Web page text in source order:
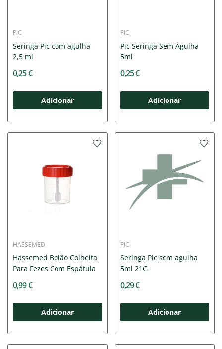
PIC
Seringa Pic com agulha
2,5 ml
0,25 €
Adicionar
PIC
Pic Seringa Sem Agulha
5ml
0,25 €
Adicionar
HASSEMED
Hassemed Boião Colheita
Para Fezes Com Espátula
0,99 €
Adicionar
PIC
Seringa Pic sem agulha
5ml 21G
0,29 €
Adicionar